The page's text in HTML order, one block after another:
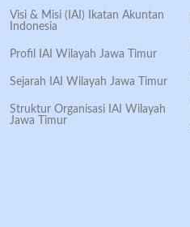
Visi & Misi (IAI) Ikatan Akuntan
Indonesia
Profil IAI Wilayah Jawa Timur
Sejarah IAI Wilayah Jawa Timur
Struktur Organisasi IAI Wilayah
Jawa Timur